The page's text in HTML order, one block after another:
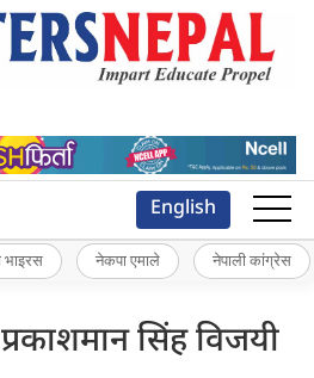
English
भाइरस नेकपा एमाले नेपाली कांग्रेस
सिंह विजयी